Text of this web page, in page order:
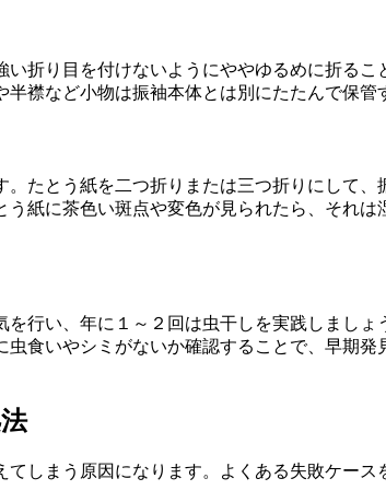
折り目を付けないようにややゆるめに折る
襟など小物は振袖本体とは別にたたんで保管
たとう紙を二つ折りまたは三つ折りにして
紙に茶色い斑点や変色が見られたら、それ
行い、年に１～２回は虫干しを実践しまし
食いやシミがないか確認することで、早期
しまう原因になります。よくある失敗ケー